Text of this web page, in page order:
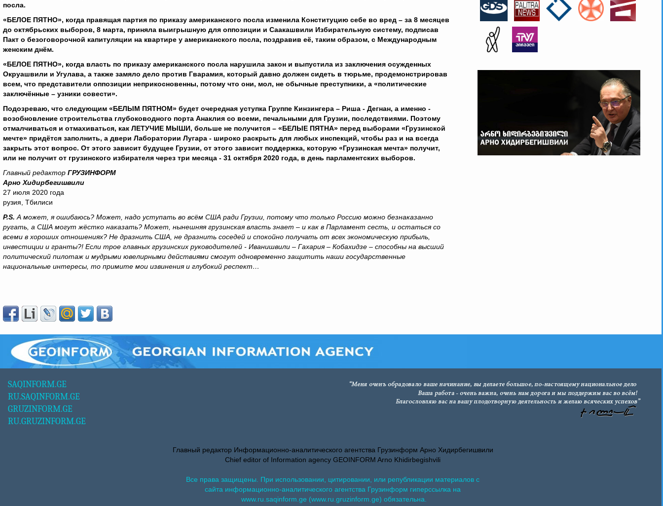
посла.
«БЕЛОЕ ПЯТНО», когда правящая партия по приказу американского посла изменила Конституцию себе во вред – за 8 месяцев
до октябрьских выборов, 8 марта, приняла выигрышную для оппозиции и Саакашвили Избирательную систему, подписав
Пакт о безоговорочной капитуляции на квартире у американского посла, поздравив её, таким образом, с Международным
женским днём.
«БЕЛОЕ ПЯТНО», когда власть по приказу американского посла нарушила закон и выпустила из заключения осужденных
Окруашвили и Угулава, а также замяло дело против Гварамия, который давно должен сидеть в тюрьме, продемонстрировав
всем, что представители оппозиции неприкосновенны, потому что они, мол, не обычные преступники, а «политические
заключённые – узники совести».
Подозреваю, что следующим «БЕЛЫМ ПЯТНОМ» будет очередная уступка Группе Кинзингера – Риша - Дегнан, а именно -
возобновление строительства глубоководного порта Анаклия со всеми, печальными для Грузии, последствиями. Поэтому
отмалчиваться и отмахиваться, как ЛЕТУЧИЕ МЫШИ, больше не получится – «БЕЛЫЕ ПЯТНА» перед выборами «Грузинской
мечте» придётся заполнить, а двери Лаборатории Лугара - широко раскрыть для любых инспекций, чтобы раз и на всегда
закрыть этот вопрос. От этого зависит будущее Грузии, от этого зависит поддержка, которую «Грузинская мечта» получит,
или не получит от грузинского избирателя через три месяца - 31 октября 2020 года, в день парламентских выборов.
Главный редактор ГРУЗИНФОРМ
Арно Хидирбегишвили
27 июля 2020 года
рузия, Тбилиси
P.S. А может, я ошибаюсь? Может, надо уступать во всём США ради Грузии, потому что только Россию можно безнаказанно
ругать, а США могут жёстко наказать? Может, нынешняя грузинская власть знает – и как в Парламент сесть, и остаться со
всеми в хороших отношениях? Не дразнить США, не дразнить соседей и спокойно получать от всех экономическую прибыль,
инвестиции и гранты?! Если трое главных грузинских руководителей - Иванишвили – Гахария – Кобахидзе – способны на высший
политический пилотаж и мудрыми ювелирными действиями смогут одновременно защитить наши государственные
национальные интересы, то примите мои извинения и глубокий респект…
SAQINFORM.GE
RU.SAQINFORM.GE
GRUZINFORM.GE
RU.GRUZINFORM.GE
Главный редактор Информационно-аналитического агентства Грузинформ Арно Хидирбегишвили
Chief editor of Information agency GEOINFORM Arno Khidirbegishvili
Все права защищены. При использовании, цитировании, или републикации материалов с
сайта информационно-аналитического агентства Грузинформ гиперссылка на
www.ru.saqinform.ge (www.ru.gruzinform.ge) обязательна.